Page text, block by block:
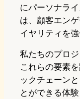
にパーソナラ
は、顧客エン
イヤリティを
私たちのプロ
これらの要素
ックチェーン
とができる体